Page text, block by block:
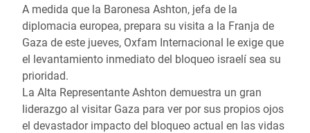
navegación
A medida que la Baronesa Ashton, jefa de la
diplomacia europea, prepara su visita a la Franja de
Gaza de este jueves, Oxfam Internacional le exige que
el levantamiento inmediato del bloqueo israelí sea su
prioridad.
La Alta Representante Ashton demuestra un gran
liderazgo al visitar Gaza para ver por sus propios ojos
el devastador impacto del bloqueo actual en las vidas